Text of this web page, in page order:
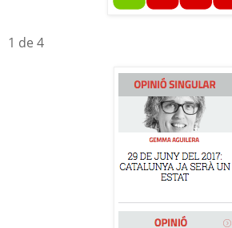
1 de 4